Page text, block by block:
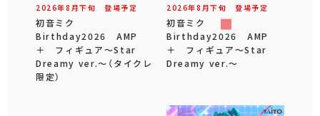
2026年8 月下旬 登場予定
初音ミク
Birthday2026 AMP
＋ フィギュア～Star
Dreamy ver.～（タイクレ
限定）
2026年8 月下旬 登場予定
初音ミク
Birthday2026 AMP
＋ フィギュア～Star
Dreamy ver.～